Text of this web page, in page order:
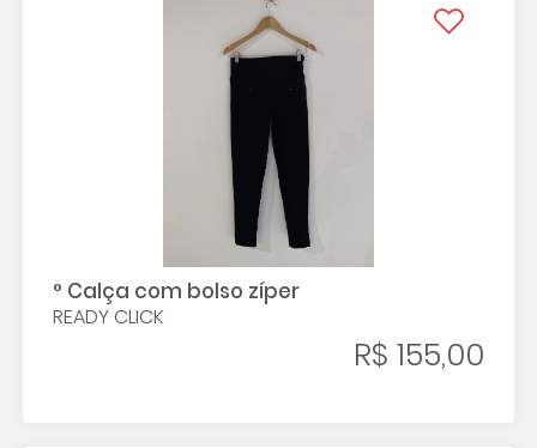
° Calça com bolso zíper
READY CLICK
R$ 155,00